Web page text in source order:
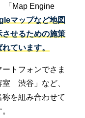
「Map Engine
マップなど地図
せるための施策
ています。
トフォンでさま
室 渋谷」など、
を組み合わせて